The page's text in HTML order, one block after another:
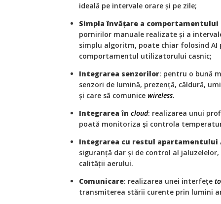
ideală pe intervale orare și pe zile;
Simpla învățare a
pornirilor manuale realizate și a
simplu algoritm, poate chiar folosind
comportamentul utilizatorului casnic;
Integrarea senzorilor: pentru o bună
senzori de lumină, prezență, căldură,
și care să comunice wireless.
Integrarea în cloud: realizarea unui
poată monitoriza și controla
Integrarea cu restul apartamentului
siguranță dar și de control al
calității aerului.
Comunicare: realizarea unei interfețe
transmiterea stării curente prin lumini